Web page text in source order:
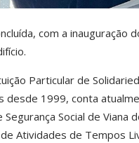
com a inauguração
Particular de
desde 1999, conta
Social de Viana
Atividades de Tempos